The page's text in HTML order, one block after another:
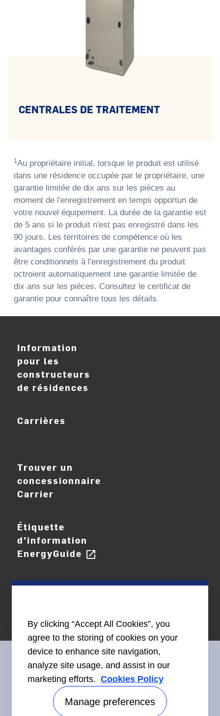
CENTRALES DE TRAITEMENT
1Au propriétaire initial, lorsque le produit est utilisé
dans une résidence occupée par le propriétaire, une
garantie limitée de dix ans sur les pièces au
moment de l'enregistrement en temps opportun de
votre nouvel équipement. La durée de la garantie est
de 5 ans si le produit n'est pas enregistré dans les
90 jours. Les territoires de compétence où les
avantages conférés par une garantie ne peuvent pas
être conditionnels à l'enregistrement du produit
octroient automatiquement une garantie limitée de
dix ans sur les pièces. Consultez le certificat de
garantie pour connaître tous les détails.
Information
pour les
constructeurs
de résidences
Carrières
Trouver un
concessionnaire
Carrier
Étiquette
d’information
EnergyGuide open_in_new
Restez en contact avec nous
By clicking “Accept All Cookies”, you
agree to the storing of cookies on your
device to enhance site navigation,
analyze site usage, and assist in our
marketing efforts. Cookies Policy
Manage preferences